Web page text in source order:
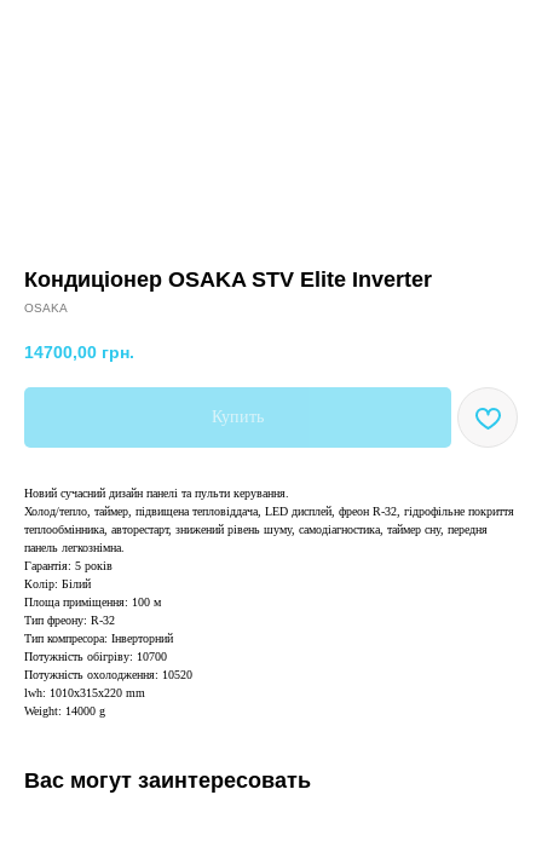
Кондиціонер OSAKA STV Elite Inverter
OSAKA
14700,00 грн.
Купить
Новий сучасний дизайн панелі та пульти керування.
Холод/тепло, таймер, підвищена тепловіддача, LED дисплей, фреон R-32, гідрофільне покриття
теплообмінника, авторестарт, знижений рівень шуму, самодіагностика, таймер сну, передня
панель легкознімна.
Гарантія: 5 років
Колір: Білий
Площа приміщення: 100 м
Тип фреону: R-32
Тип компресора: Інверторний
Потужність обігріву: 10700
Потужність охолодження: 10520
lwh: 1010x315x220 mm
Weight: 14000 g
Вас могут заинтересовать